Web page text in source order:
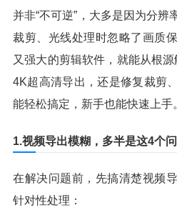
并非“不可逆”，大多是因为分辨
裁剪、光线处理时忽略了画质
又强大的剪辑软件，就能从根
4K超高清导出，还是修复裁剪
能轻松搞定，新手也能快速上手
1.视频导出模糊，多半是这4个
在解决问题前，先搞清楚视频
针对性处理：